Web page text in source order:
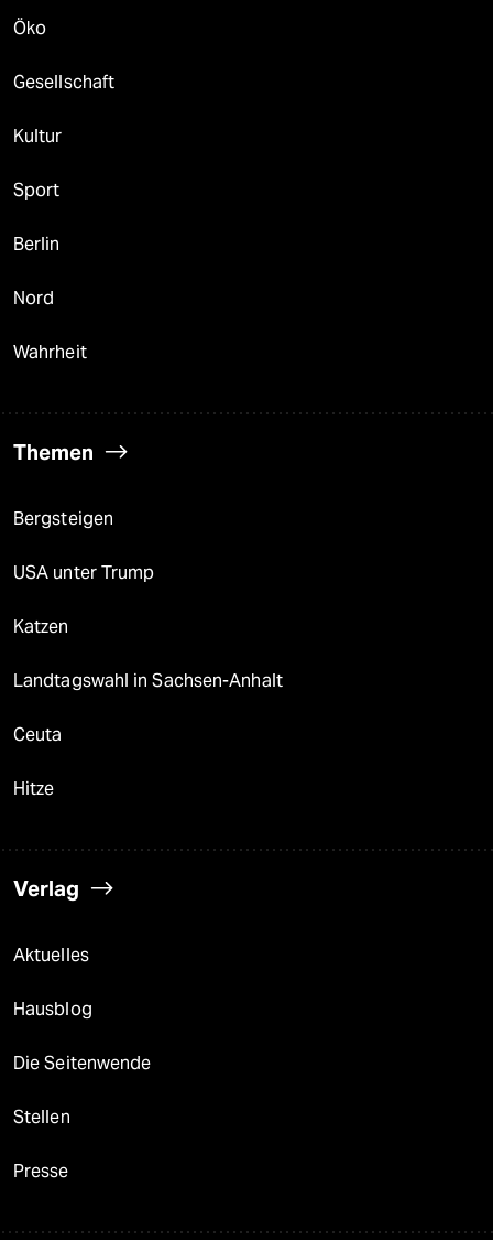
Öko
Gesellschaft
Kultur
Sport
Berlin
Nord
Wahrheit
Themen
Bergsteigen
USA unter Trump
Katzen
Landtagswahl in Sachsen-Anhalt
Ceuta
Hitze
Verlag
Aktuelles
Hausblog
Die Seitenwende
Stellen
Presse